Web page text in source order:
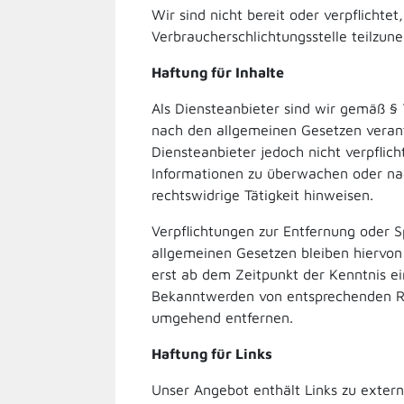
Wir sind nicht bereit oder
Verbraucherschlichtungsstelle
Haftung für Inhalte
Als Diensteanbieter sind wir gemäß
nach den allgemeinen Gesetzen
Diensteanbieter jedoch nicht
Informationen zu überwachen oder
rechtswidrige Tätigkeit hinweisen.
Verpflichtungen zur Entfernung oder
allgemeinen Gesetzen bleiben
erst ab dem Zeitpunkt der Kenntnis
Bekanntwerden von entsprechenden
umgehend entfernen.
Haftung für Links
Unser Angebot enthält Links zu